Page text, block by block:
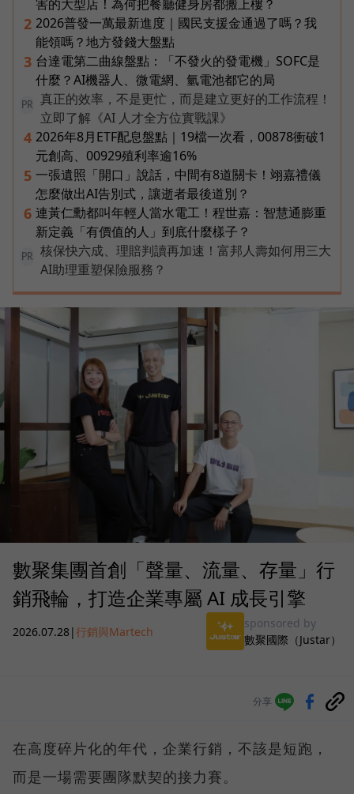
害的大型店！為何把餐廳健身房都搬上樓？
2 2026普發一萬最新進度｜國民支援金通過了嗎？我
能領嗎？地方發錢大盤點
3 台達電第二曲線盤點：「不發火的發電機」SOFC是
什麼？AI機器人、微電網、氫電池都它的局
PR
真正的效率，不是更忙，而是建立更好的工作流程！
立即了解《AI 人才全方位實戰課》
4 2026年8月ETF配息盤點｜19檔一次看，00878衝破1
元創高、00929殖利率逾16%
5 一張遺照「開口」說話，中間有8道關卡！翊嘉禮儀
怎麼做出AI告別式，讓逝者最後道別？
6 連黃仁勳都叫年輕人當水電工！程世嘉：智慧通膨重
新定義「有價值的人」到底什麼樣子？
PR
核保快六成、理賠判讀再加速！富邦人壽如何用三大
AI助理重塑保險服務？
數聚集團首創「聲量、流量、存量」行
銷飛輪，打造企業專屬 AI 成長引擎
2026.07.28|行銷與Martech
sponsored by
數聚國際（Justar）
分享
在高度碎片化的年代，企業行銷，不該是短跑，
而是一場需要團隊默契的接力賽。